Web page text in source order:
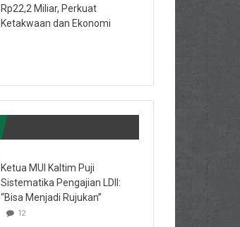
Rp22,2 Miliar, Perkuat
Ketakwaan dan Ekonomi
Ketua MUI Kaltim Puji
Sistematika Pengajian LDII:
“Bisa Menjadi Rujukan”
12